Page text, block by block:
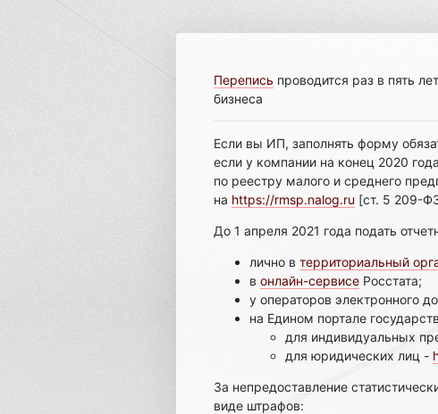
Перепись проводится раз в пять
бизнеса
Если вы ИП, заполнять форму
если у компании на конец 2020
по реестру малого и среднего
на https://rmsp.nalog.ru [ст. 5 209-
До 1 апреля 2021 года подать
лично в территориальный
в онлайн-сервисе Росстата;
у операторов электронного
на Едином портале
для индивидуальных
для юридических лиц -
За непредоставление
виде штрафов: